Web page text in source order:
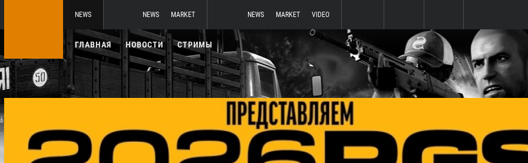
NEWS NEWS MARKET NEWS MARKET VIDEO
ГЛАВНАЯ НОВОСТИ СТРИМЫ